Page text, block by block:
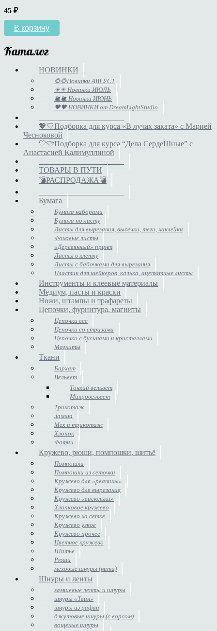
45 ₽
В корзину
Каталог
НОВИНКИ
🌻🌻Новинки АВГУСТ
☀☀ Новинки ИЮЛЬ
🐌🐌 Новинки ИЮНЬ
🖤🖤 НОВИНКИ от DreamLightStudio
💖💛Подборка для курса «В лучах заката» с Марией
Чесноковой
🤍🩵Подборка для курса “Дела СердеШные” с
Анастасией Калимуллиной
______________________
ТОВАРЫ В ПУТИ
💣РАСПРОДАЖА💣
______________________
Бумага
Бумага наборами
Бумага по листу
Листы для вырезания, высечки, теги, наклейки
Фоновые листы
«Деревянный» принт
Листы в клетку
Листы с бабочками для вырезания
Пластик для шейкеров, калька, ацетатные листы
Инструменты и клеевые материалы
Медиум, пасты и краски
Ножи, штампы и трафареты
Цепочки, фурнитура, магниты
Цепочки все
Цепочки со стразами
Цепочки с бусинами и кристаллами
Магниты
Ткани
Бархат
Вельвет
Тонкий вельвет
Микровельвет
Трикотаж
Замша
Мех и трикотаж
Хлопок
Фатин
Кружево, рюши, помпошки, шитьё
Помпошки
Помпошки из сеточки
Кружево для «рванины»
Кружево для вырезания
Кружево «висюльки»
Хлопковое кружево
Кружево на сетке
Кружево узкое
Кружево прочее
Цветное кружево
Шитье
Рюши
меховые шнуры (нити)
Шнуры и ленты
замшевые ленты и шнуры
шнуры «Твин»
шнуры из рафии
джутовые шнуры (с ворсом)
вощеные шнуры